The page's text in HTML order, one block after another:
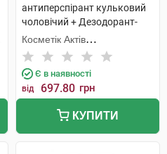
антиперспірант кульковий
чоловічий + Дезодорант-
антипреспірант кульковий
жіночий 48 годин 1 набір
Косметік Актів
Інтернаціональ
Є в наявності
від 697.80 грн
КУПИТИ